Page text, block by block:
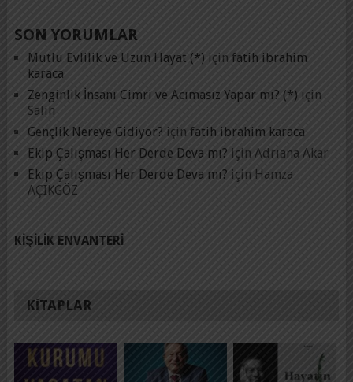
SON YORUMLAR
Mutlu Evlilik ve Uzun Hayat (*) için fatih ibrahim
karaca
Zenginlik İnsanı Cimri ve Acımasız Yapar mı? (*) için
Salih
Gençlik Nereye Gidiyor? için fatih ibrahim karaca
Ekip Çalışması Her Derde Deva mı? için Adrıana Akar
Ekip Çalışması Her Derde Deva mı? için Hamza
AÇIKGÖZ
KIŞILIK ENVANTERI
KITAPLAR